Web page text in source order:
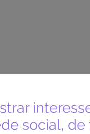
social, de